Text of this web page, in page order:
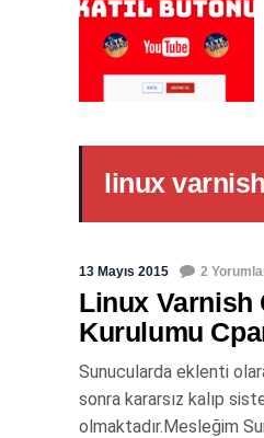
linux
13 Mayıs 2015 2
Linux Varnish
Kurulumu
Sunucularda eklenti
sonra kararsız kalıp
olmaktadır.Mesleğim